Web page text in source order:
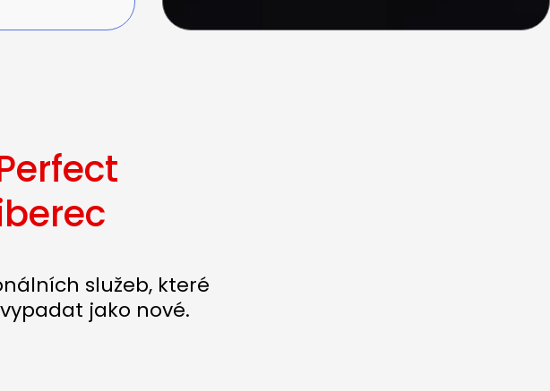
služeb, které
jako nové.